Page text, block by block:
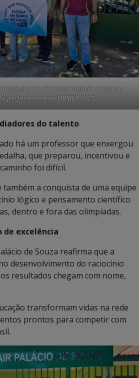
da EE Nadia Palácio de Souza
performance na OBMEP 2025
do talento
há um professor que enxergou
que preparou, incentivou e
foi difícil.
também a conquista de uma equipe
lógico e pensamento científico
dentro e fora das olimpíadas.
de excelência
de Souza reafirma que a
desenvolvimento do raciocínio
resultados chegam com nome,
transformam vidas na rede
prontos para competir com